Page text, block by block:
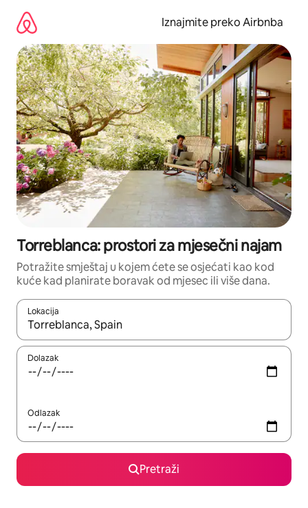
sadržaj
Iznajmite preko Airbnba
Torreblanca: prostori za mjesečni najam
Potražite smještaj u kojem ćete se osjećati kao kod
kuće kad planirate boravak od mjesec ili više dana.
Lokacija
Kada budu dostupni rezultati, moći ćete ih pregledati
Dolazak
Odlazak
Pretraži